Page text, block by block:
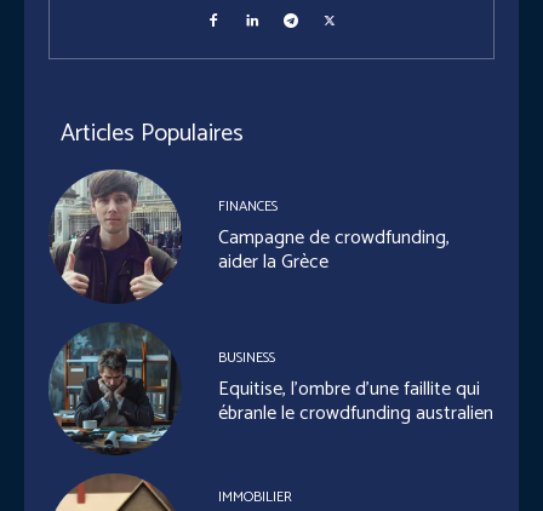
Articles Populaires
FINANCES
Campagne de crowdfunding,
aider la Grèce
BUSINESS
Equitise, l’ombre d’une faillite qui
ébranle le crowdfunding australien
IMMOBILIER